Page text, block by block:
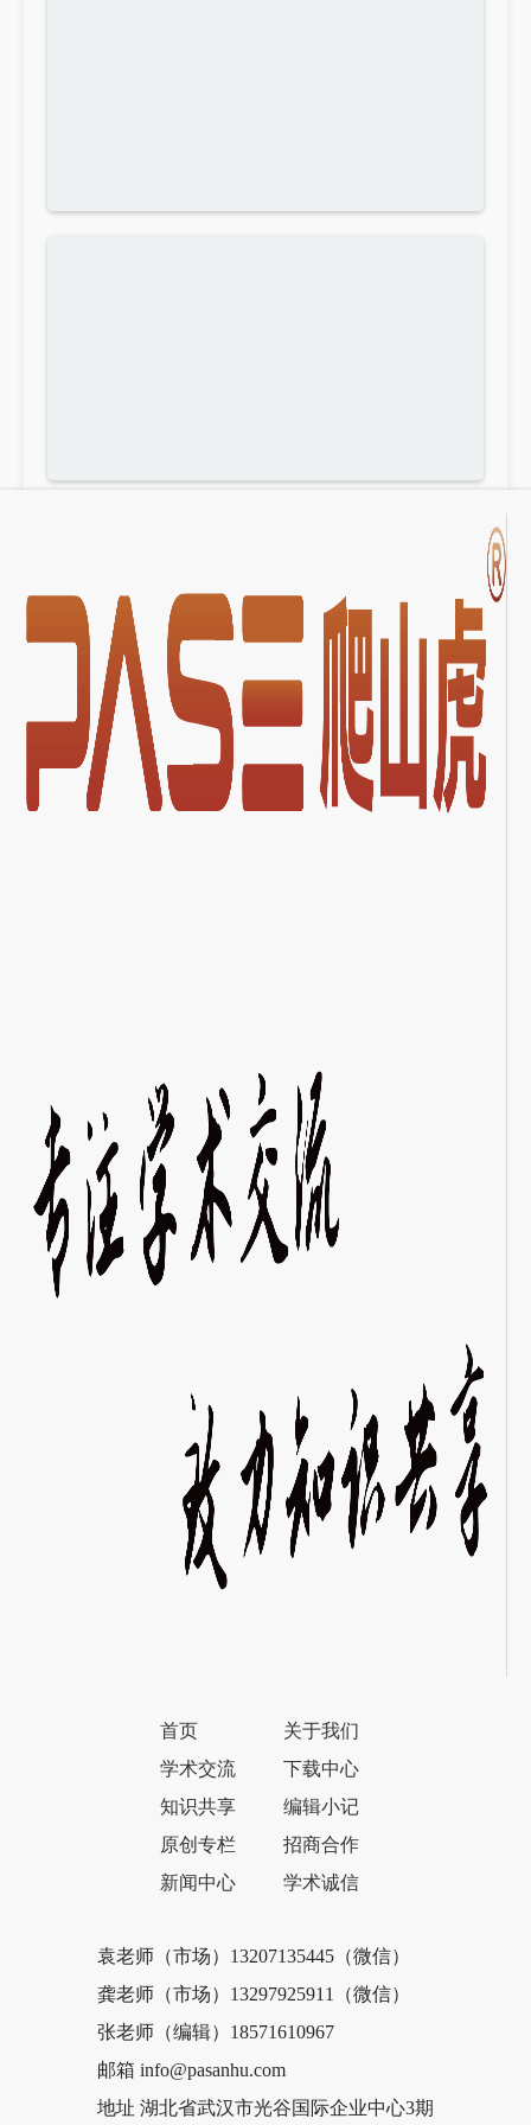
首页
学术交流
知识共享
原创专栏
新闻中心
关于我们
下载中心
编辑小记
招商合作
学术诚信
袁老师（市场）13207135445（微信）
龚老师（市场）13297925911（微信）
张老师（编辑）18571610967
邮箱 info@pasanhu.com
地址 湖北省武汉市光谷国际企业中心3期